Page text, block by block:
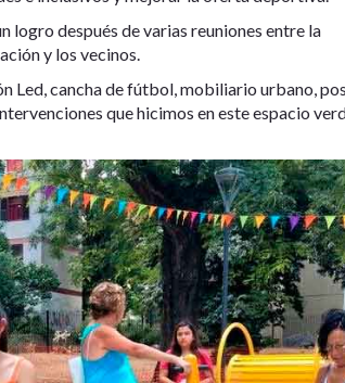
logro después de varias reuniones entre la
y los vecinos.
Led, cancha de fútbol, mobiliario urbano,
que hicimos en este espacio